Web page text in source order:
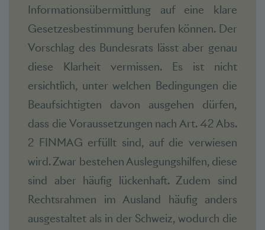
Informationsübermittlung auf eine klare
Gesetzesbestimmung berufen können. Der
Vorschlag des Bundesrats lässt aber genau
diese Klarheit vermissen. Es ist nicht
ersichtlich, unter welchen Bedingungen die
Beaufsichtigten davon ausgehen dürfen,
dass die Voraussetzungen nach Art. 42 Abs.
2 FINMAG erfüllt sind, auf die verwiesen
wird. Zwar bestehen Auslegungshilfen, diese
sind aber häufig lückenhaft. Zudem sind
Rechtsrahmen im Ausland häufig anders
ausgestaltet als in der Schweiz, wodurch die